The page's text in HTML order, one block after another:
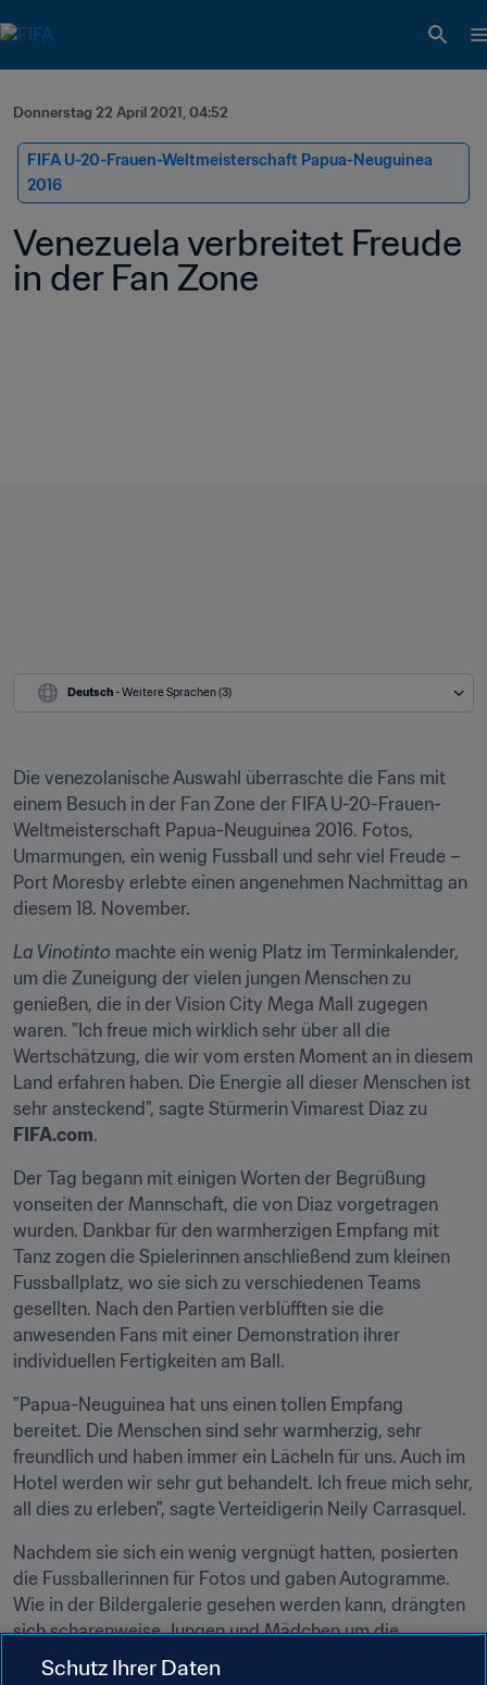
Donnerstag 22 April 2021, 04:52
FIFA U-20-Frauen-Weltmeisterschaft Papua-Neuguinea
2016
Venezuela verbreitet Freude
in der Fan Zone
Deutsch - Weitere Sprachen (3)
Die venezolanische Auswahl überraschte die Fans mit
einem Besuch in der Fan Zone der FIFA U-20-Frauen-
Weltmeisterschaft Papua-Neuguinea 2016. Fotos,
Umarmungen, ein wenig Fussball und sehr viel Freude –
Port Moresby erlebte einen angenehmen Nachmittag an
diesem 18. November.
La Vinotinto machte ein wenig Platz im Terminkalender,
um die Zuneigung der vielen jungen Menschen zu
genießen, die in der Vision City Mega Mall zugegen
waren. "Ich freue mich wirklich sehr über all die
Wertschätzung, die wir vom ersten Moment an in diesem
Land erfahren haben. Die Energie all dieser Menschen ist
FIFA.com.
Der Tag begann mit einigen Worten der Begrüßung
vonseiten der Mannschaft, die von Diaz vorgetragen
wurden. Dankbar für den warmherzigen Empfang mit
Tanz zogen die Spielerinnen anschließend zum kleinen
Fussballplatz, wo sie sich zu verschiedenen Teams
gesellten. Nach den Partien verblüfften sie die
anwesenden Fans mit einer Demonstration ihrer
individuellen Fertigkeiten am Ball.
"Papua-Neuguinea hat uns einen tollen Empfang
bereitet. Die Menschen sind sehr warmherzig, sehr
freundlich und haben immer ein Lächeln für uns. Auch im
Hotel werden wir sehr gut behandelt. Ich freue mich sehr,
all dies zu erleben", sagte Verteidigerin Neily Carrasquel.
Nachdem sie sich ein wenig vergnügt hatten, posierten
die Fussballerinnen für Fotos und gaben Autogramme.
Wie in der Bildergalerie gesehen werden kann, drängten
sich scharenweise Jungen und Mädchen um die
Spielerinnen, die geduldig Autogramme schrieben und in
Schutz Ihrer Daten